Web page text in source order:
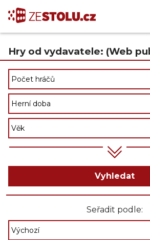
Hry od vydavatele: (Web
Vyhledat
Seřadit podle: